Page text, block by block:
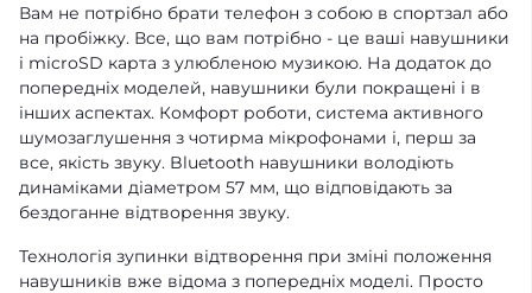
Вам не потрібно брати телефон з собою в спортзал або
на пробіжку. Все, що вам потрібно - це ваші навушники
і microSD карта з улюбленою музикою. На додаток до
попередніх моделей, навушники були покращені і в
інших аспектах. Комфорт роботи, система активного
шумозаглушення з чотирма мікрофонами і, перш за
все, якість звуку. Bluetooth навушники володіють
динаміками діаметром 57 мм, що відповідають за
бездоганне відтворення звуку.
Технологія зупинки відтворення при зміні положення
навушників вже відома з попередніх моделі. Просто